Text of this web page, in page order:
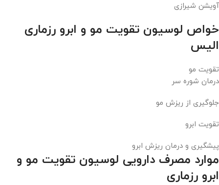
آویشن شیرازی
خواص لوسیون تقویت مو و ابرو رزماری
الیس
تقویت مو
درمان شوره سر
جلوگیری از ریزش مو
تقویت ابرو
پیشگیری و درمان ریزش ابرو
موارد مصرف دارویی لوسیون تقویت مو و
ابرو رزماری